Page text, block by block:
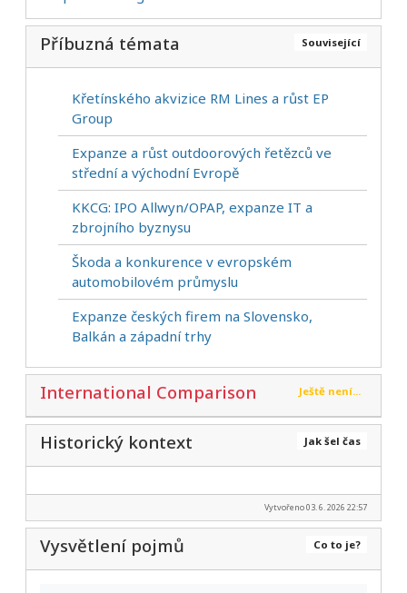
Související
Příbuzná témata
Křetínského akvizice RM Lines a růst EP
Group
Expanze a růst outdoorových řetězců ve
střední a východní Evropě
KKCG: IPO Allwyn/OPAP, expanze IT a
zbrojního byznysu
Škoda a konkurence v evropském
automobilovém průmyslu
Expanze českých firem na Slovensko,
Balkán a západní trhy
Ještě není...
International Comparison
Jak šel čas
Historický kontext
Vytvořeno 03. 6. 2026 22:57
Co to je?
Vysvětlení pojmů